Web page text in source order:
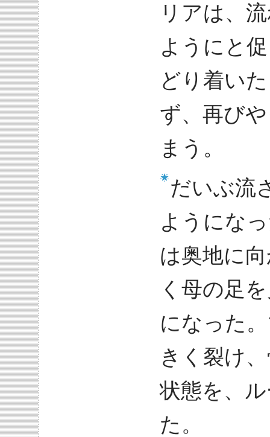
リアは、
ようにと
どり着い
ず、再び
まう。
だいぶ流
ようにな
は奥地に
く母の足
になった
きく裂け
状態を、
た。